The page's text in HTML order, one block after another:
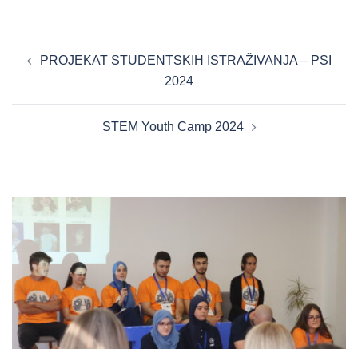
NAVIGATION
PROJEKAT STUDENTSKIH ISTRAŽIVANJA – PSI
2024
STEM Youth Camp 2024